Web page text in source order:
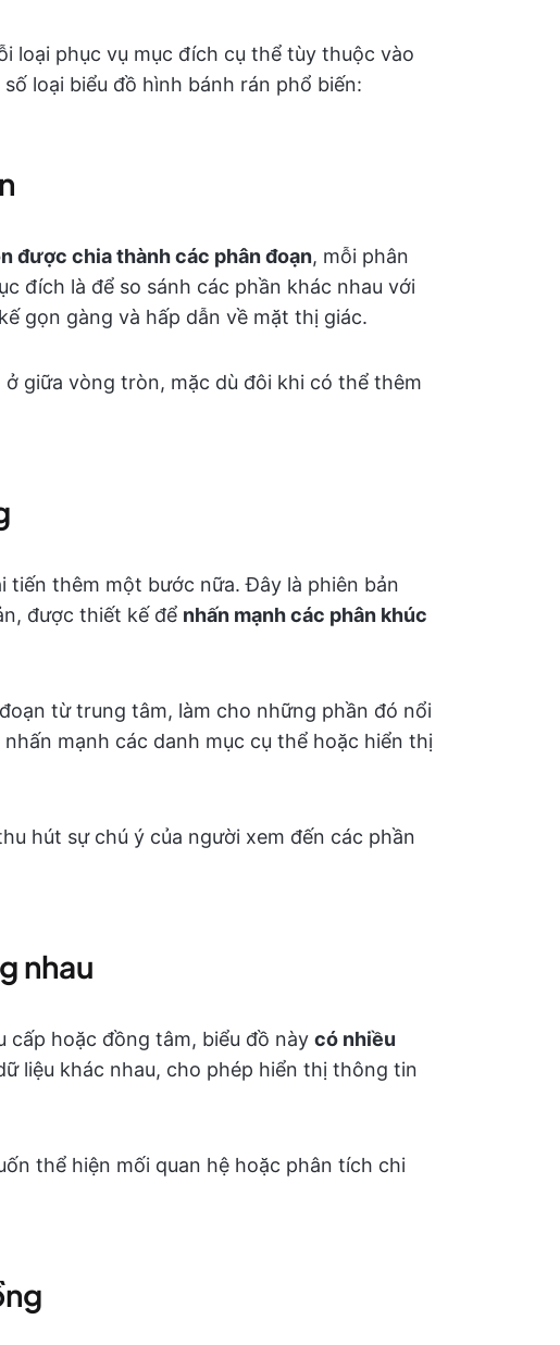
loại phục vụ mục đích cụ thể tùy thuộc vào
loại biểu đồ hình bánh rán phổ biến:
được chia thành các phân đoạn, mỗi phân
đích là để so sánh các phần khác nhau với
gọn gàng và hấp dẫn về mặt thị giác.
giữa vòng tròn, mặc dù đôi khi có thể thêm
tiến thêm một bước nữa. Đây là phiên bản
được thiết kế để nhấn mạnh các phân khúc
từ trung tâm, làm cho những phần đó nổi
mạnh các danh mục cụ thể hoặc hiển thị
hút sự chú ý của người xem đến các phần
nhau
cấp hoặc đồng tâm, biểu đồ này có nhiều
liệu khác nhau, cho phép hiển thị thông tin
thể hiện mối quan hệ hoặc phân tích chi